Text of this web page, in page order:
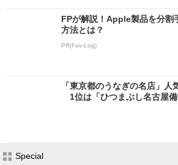
FPが解説！Apple製品を分割
方法とは？
PR(Fav-Log)
「東京都のうなぎの名店」人
1位は「ひつまぶし名古屋
Special